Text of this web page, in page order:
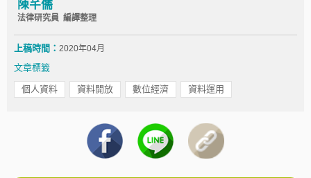
陳芊儒
法律研究員 編譯整理
上稿時間： 2020年04月
文章標籤
個人資料 資料開放 數位經濟 資料運用